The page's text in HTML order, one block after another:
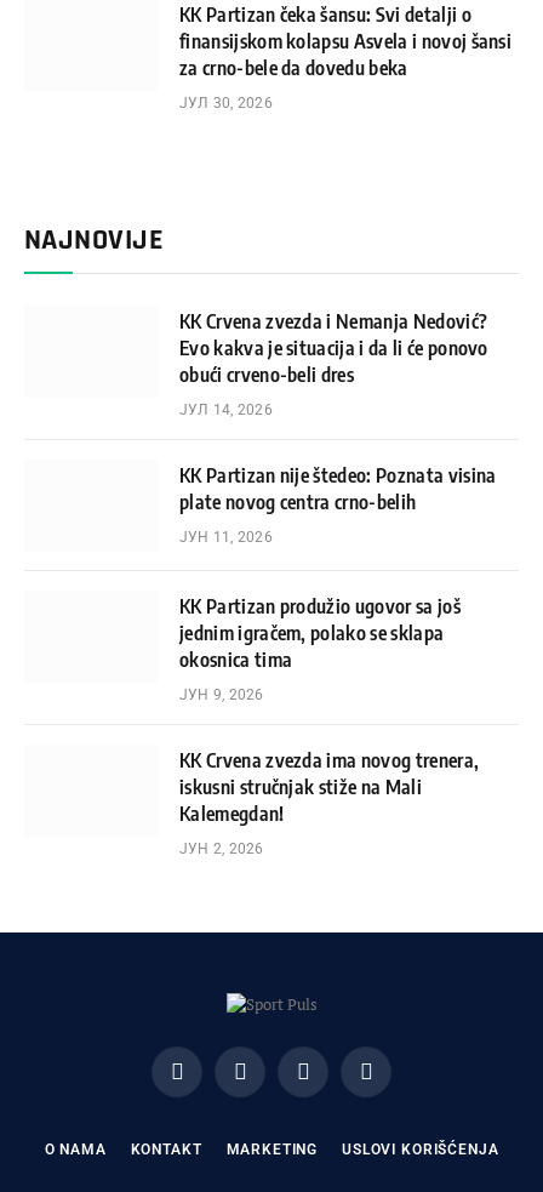
KK Partizan čeka šansu: Svi detalji o
finansijskom kolapsu Asvela i novoj šansi
za crno-bele da dovedu beka
ЈУЛ 30, 2026
NAJNOVIJE
KK Crvena zvezda i Nemanja Nedović?
Evo kakva je situacija i da li će ponovo
obući crveno-beli dres
ЈУЛ 14, 2026
KK Partizan nije štedeo: Poznata visina
plate novog centra crno-belih
ЈУН 11, 2026
KK Partizan produžio ugovor sa još
jednim igračem, polako se sklapa
okosnica tima
ЈУН 9, 2026
KK Crvena zvezda ima novog trenera,
iskusni stručnjak stiže na Mali
Kalemegdan!
ЈУН 2, 2026
FacebookX
(Twitter)
InstagramPinterest
O NAMA KONTAKT MARKETING USLOVI KORIŠĆENJA